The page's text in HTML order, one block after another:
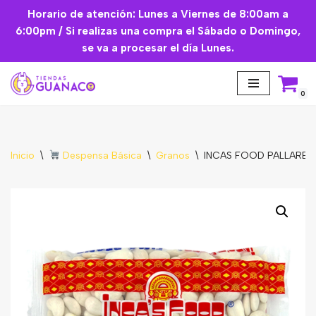
Saltar
contenido
Horario de atención: Lunes a Viernes de 8:00am a
6:00pm / Si realizas una compra el Sábado o Domingo,
se va a procesar el día Lunes.
0
Básicos de Cocina
Inicio \ Despensa Básica \ Granos \ INCAS FOOD